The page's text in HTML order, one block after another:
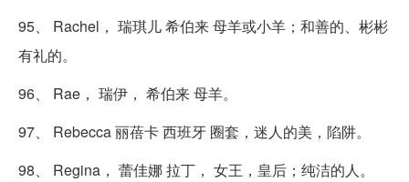
95、 Rachel， 瑞琪儿 希伯来 母羊或小羊；和善的、彬彬
有礼的。
96、 Rae， 瑞伊， 希伯来 母羊。
97、 Rebecca 丽蓓卡 西班牙 圈套，迷人的美，陷阱。
98、 Regina， 蕾佳娜 拉丁， 女王，皇后；纯洁的人。